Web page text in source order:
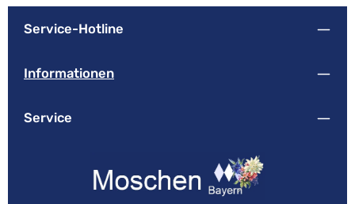
Service-Hotline
Informationen
Service